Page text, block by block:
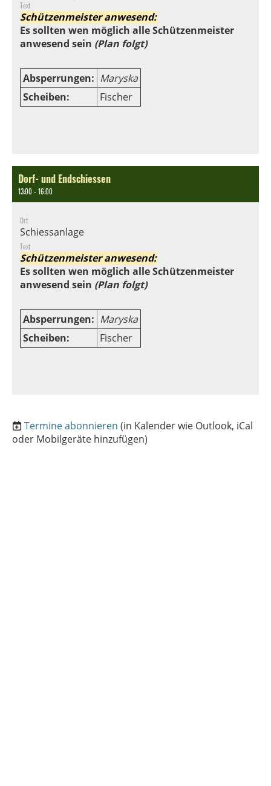
Text
Schützenmeister anwesend:
Es sollten wen möglich alle Schützenmeister
anwesend sein (Plan folgt)
Absperrungen: Maryska
Scheiben:
Fischer
Dorf- und Endschiessen
13:00 - 16:00
Ort
Schiessanlage
Text
Schützenmeister anwesend:
Es sollten wen möglich alle Schützenmeister
anwesend sein (Plan folgt)
Absperrungen: Maryska
Scheiben:
Fischer
Termine abonnieren (in Kalender wie Outlook, iCal
oder Mobilgeräte hinzufügen)